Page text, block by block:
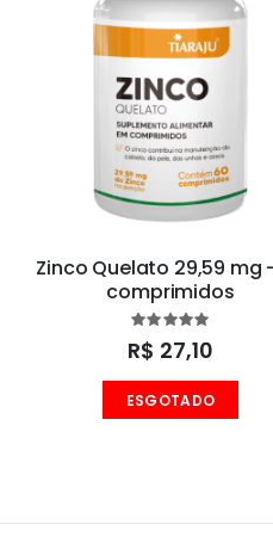
Zinco Quelato 29,59 mg
comprimidos
Classificação:
100%
R$ 27,10
ESGOTADO